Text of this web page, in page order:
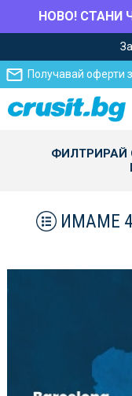
НОВО! СТАНИ
главното
съдържание
НавигациятаПолучавай оферти
ФИЛТРИРАЙ
ИМАМЕ